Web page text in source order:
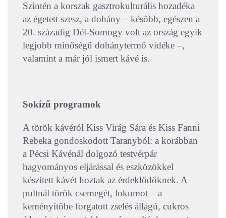
Szintén a korszak gasztrokulturális hozadéka
az égetett szesz, a dohány – később, egészen a
20. századig Dél-Somogy volt az ország egyik
legjobb minőségű dohánytermő vidéke –,
valamint a már jól ismert kávé is.
Sokízű programok
A török kávéról Kiss Virág Sára és Kiss Fanni
Rebeka gondoskodott Taranyból: a korábban
a Pécsi Kávénál dolgozó testvérpár
hagyományos eljárással és eszközökkel
készített kávét hoztak az érdeklődőknek. A
pultnál török csemegét, lokumot – a
keményítőbe forgatott zselés állagú, cukros